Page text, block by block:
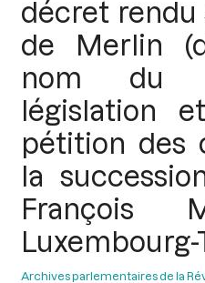
décret
de Merlin
nom du
législation
pétition des
la
François
Archives parlementaires de la